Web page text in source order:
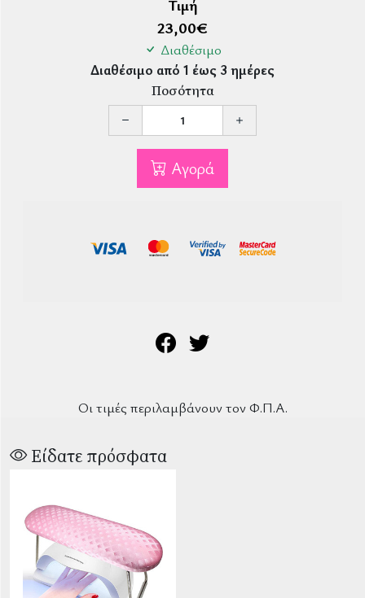
Τιμή
23,00€
Διαθέσιμο
Διαθέσιμο από 1 έως 3 ημέρες
Ποσότητα
Αγορά
Οι τιμές περιλαμβάνουν τον Φ.Π.Α.
Είδατε πρόσφατα